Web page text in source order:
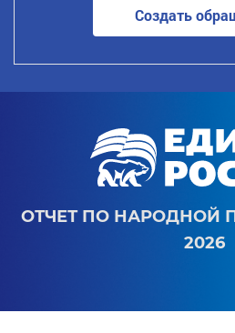
Создать
ОТЧЕТ ПО НАРОДНОЙ
2026